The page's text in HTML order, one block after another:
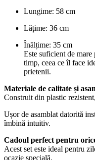
Lungime: 58 cm
Lățime: 36 cm
Înălțime: 35 cm
Este suficient de
timp, ceea ce îl face
prietenii.
Materiale de calitate și
Construit din plastic
Ușor de asamblat datorită
îmbină intuitiv.
Cadoul perfect pentru
Acest set este ideal pentru
ocazie specială.